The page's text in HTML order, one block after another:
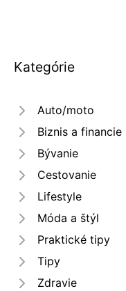
Kategórie
Auto/moto
Biznis a financie
Bývanie
Cestovanie
Lifestyle
Móda a štýl
Praktické tipy
Tipy
Zdravie